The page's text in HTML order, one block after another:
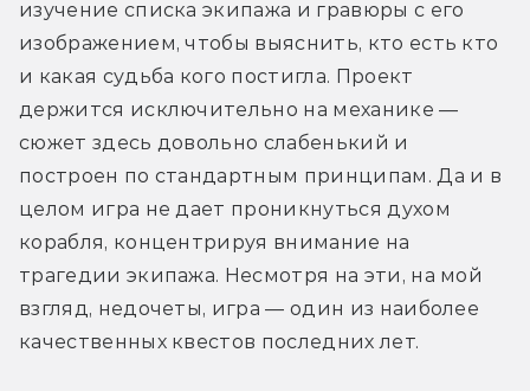
изучение списка экипажа и гравюры с его
изображением, чтобы выяснить, кто есть кто
и какая судьба кого постигла. Проект
держится исключительно на механике —
сюжет здесь довольно слабенький и
построен по стандартным принципам. Да и в
целом игра не дает проникнуться духом
корабля, концентрируя внимание на
трагедии экипажа. Несмотря на эти, на мой
взгляд, недочеты, игра — один из наиболее
качественных квестов последних лет.